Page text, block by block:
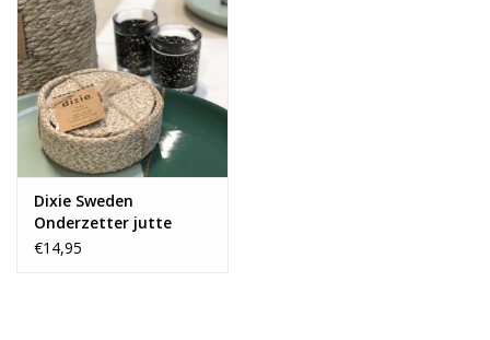
Sale!
Kleuren
Dixie Sweden
Onderzetter jutte
€14,95